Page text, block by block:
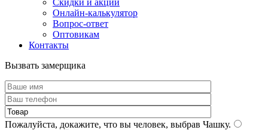
Скидки и акции
Онлайн-калькулятор
Вопрос-ответ
Оптовикам
Контакты
Вызвать замерщика
Пожалуйста, докажите, что вы человек, выбрав Чашку.